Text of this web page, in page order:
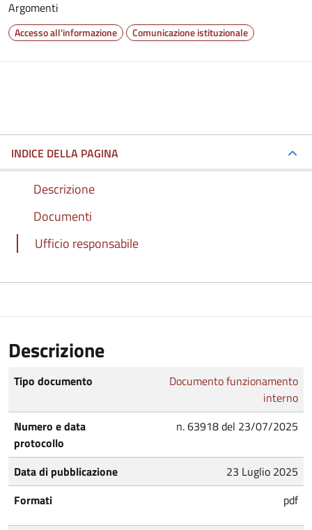
Argomenti
Accesso all'informazione Comunicazione istituzionale
INDICE DELLA PAGINA
Descrizione
Documenti
Ufficio responsabile
Descrizione
Tipo documento
Documento funzionamento
interno
Numero e data
protocollo
n. 63918 del 23/07/2025
Data di pubblicazione
23 Luglio 2025
Formati
pdf